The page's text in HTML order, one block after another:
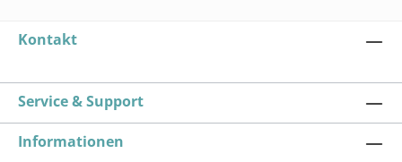
Kontakt
Service & Support
Informationen